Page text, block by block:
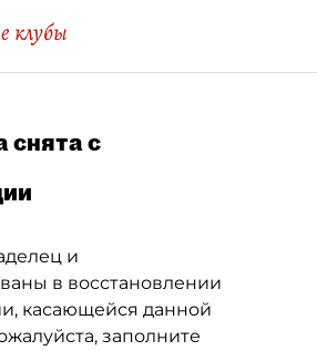
клубы
снята с
и
в восстановлении
касающейся данной
заполните